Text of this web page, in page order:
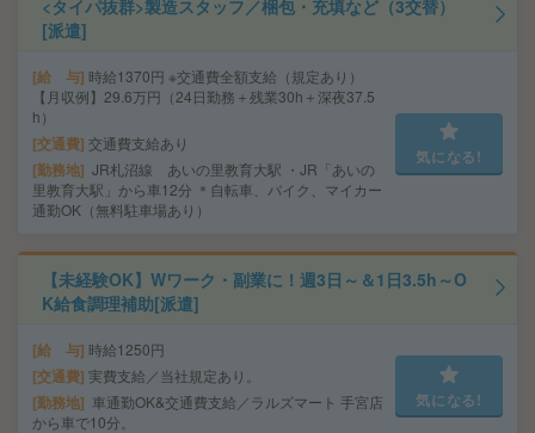
<タイパ抜群>製造スタッフ／梱包・充填など（3交替）
[派遣]
給 与 時給1370円 ※交通費全額支給（規定あり）
【月収例】29.6万円（24日勤務＋残業30h＋深夜37.5
h）
交通費 交通費支給あり
勤務地 JR札沼線 あいの里教育大駅 ・JR「あいの
里教育大駅」から車12分 ＊自転車、バイク、マイカー
通勤OK（無料駐車場あり）
気になる!
【未経験OK】Wワーク・副業に！週3日～＆1日3.5h～O
K給食調理補助[派遣]
給 与 時給1250円
交通費 実費支給／当社規定あり。
勤務地 車通勤OK&交通費支給／ラルズマート 手宮店
から車で10分。
気になる!